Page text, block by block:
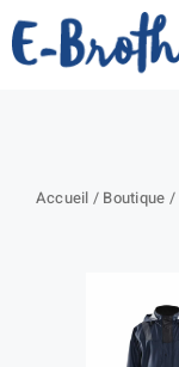
Passer
au
Accueil / Boutique /